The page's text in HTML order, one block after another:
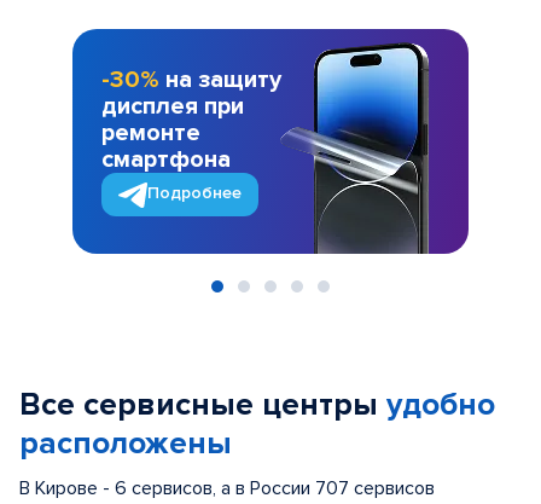
-30% на защиту
дисплея при
ремонте
смартфона
Подробнее
Все сервисные центры удобно
расположены
В Кирове - 6 сервисов, а в России 707 сервисов